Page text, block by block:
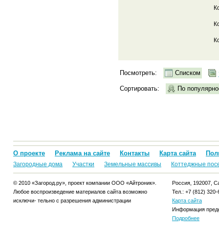
Посмотреть: Списком
Сортировать: По
О проекте Реклама на сайте Контакты Карта сайта
Загородные дома Участки Земельные массивы Коттеджные
© 2010 «Загород.ру», проект компании ООО «Айтроник».
Любое воспроизведение материалов сайта возможно
исключи- тельно с разрешения администрации
Россия, 192007,
Тел.: +7 (812) 320-
Карта сайта
Информация
Подробнее